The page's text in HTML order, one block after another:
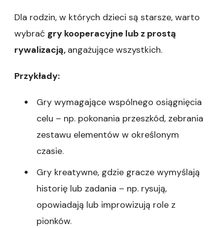
Dla rodzin, w których dzieci są starsze, warto
wybrać gry kooperacyjne lub z prostą
rywalizacją, angażujące wszystkich.
Przykłady:
Gry wymagające wspólnego osiągnięcia
celu – np. pokonania przeszkód, zebrania
zestawu elementów w określonym
czasie.
Gry kreatywne, gdzie gracze wymyślają
historię lub zadania – np. rysują,
opowiadają lub improwizują role z
pionków.